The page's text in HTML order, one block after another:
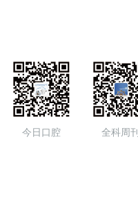
今日口腔 全科周刊